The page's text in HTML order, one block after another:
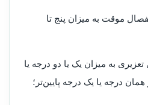
موقت به میزان پنج تا
به میزان یک یا دو درجه یا
درجه یا یک درجه پایین‌تر؛